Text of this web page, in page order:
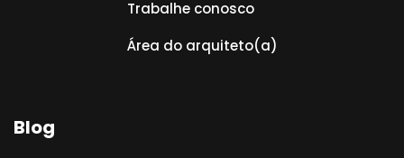
Trabalhe conosco
Área do arquiteto(a)
Blog